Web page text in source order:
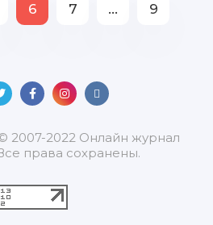
6 7 ... 9
2007-2022 Онлайн журнал
права сохранены.